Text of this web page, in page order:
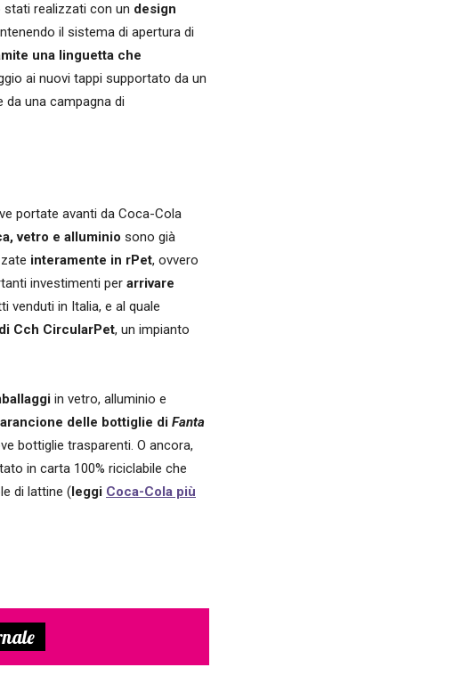
stati realizzati con un design
il sistema di apertura di
una linguetta che
ai nuovi tappi supportato da un
una campagna di
portate avanti da Coca-Cola
vetro e alluminio sono già
interamente in rPet, ovvero
investimenti per arrivare
venduti in Italia, e al quale
Cch CircularPet, un impianto
in vetro, alluminio e
delle bottiglie di Fanta
bottiglie trasparenti. O ancora,
in carta 100% riciclabile che
di lattine (leggi Coca-Cola più